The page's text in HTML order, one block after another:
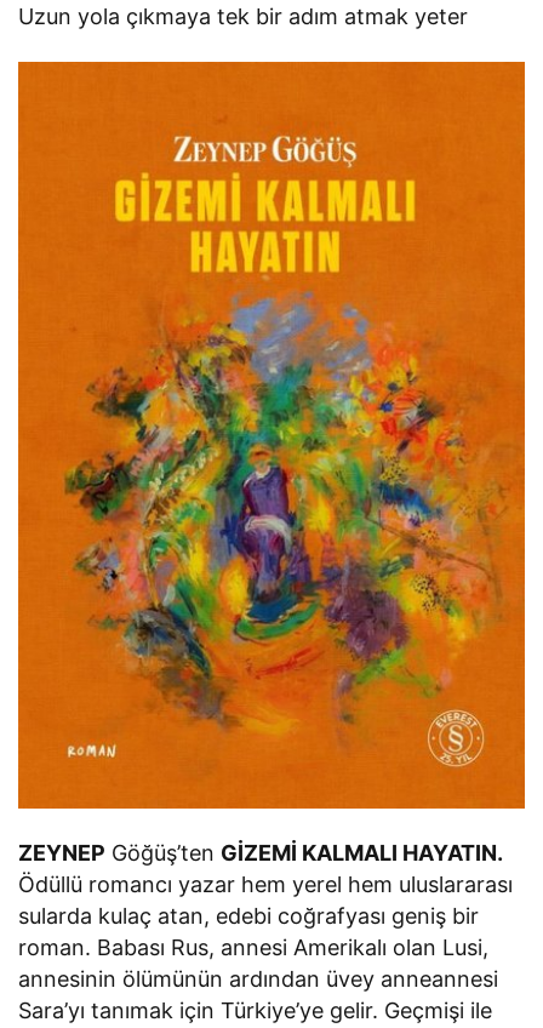
Uzun yola çıkmaya tek bir adım atmak yeter
ZEYNEP Göğüş’ten GİZEMİ KALMALI HAYATIN.
Ödüllü romancı yazar hem yerel hem uluslararası
sularda kulaç atan, edebi coğrafyası geniş bir
roman. Babası Rus, annesi Amerikalı olan Lusi,
annesinin ölümünün ardından üvey anneannesi
Sara’yı tanımak için Türkiye’ye gelir. Geçmişi ile